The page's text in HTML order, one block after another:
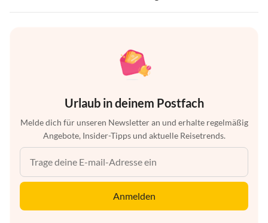
Urlaub in deinem Postfach
Melde dich für unseren Newsletter an und erhalte regelmäßig
Angebote, Insider-Tipps und aktuelle Reisetrends.
Anmelden